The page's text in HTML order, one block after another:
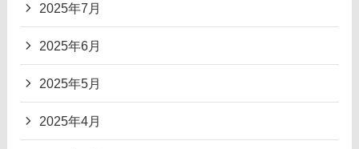
2025年7月
2025年6月
2025年5月
2025年4月